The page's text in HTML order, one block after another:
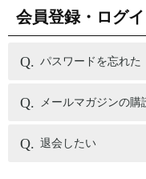
会員登録・ログ
パスワードを忘れた
メールマガジンの購
退会したい